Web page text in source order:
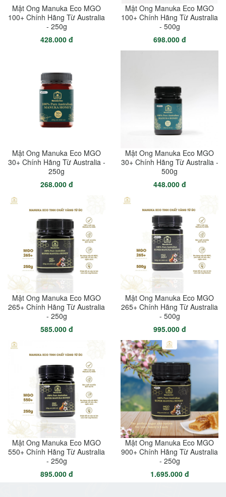
Mật Ong Manuka Eco MGO
100+ Chính Hãng Từ Australia
- 250g
428.000 đ
Mật Ong Manuka Eco MGO
100+ Chính Hãng Từ Australia
- 500g
698.000 đ
Mật Ong Manuka Eco MGO
30+ Chính Hãng Từ Australia -
250g
268.000 đ
Mật Ong Manuka Eco MGO
30+ Chính Hãng Từ Australia -
500g
448.000 đ
Mật Ong Manuka Eco MGO
265+ Chính Hãng Từ Australia
- 250g
585.000 đ
Mật Ong Manuka Eco MGO
265+ Chính Hãng Từ Australia
- 500g
995.000 đ
Mật Ong Manuka Eco MGO
550+ Chính Hãng Từ Australia
- 250g
895.000 đ
Mật Ong Manuka Eco MGO
900+ Chính Hãng Từ Australia
- 250g
1.695.000 đ